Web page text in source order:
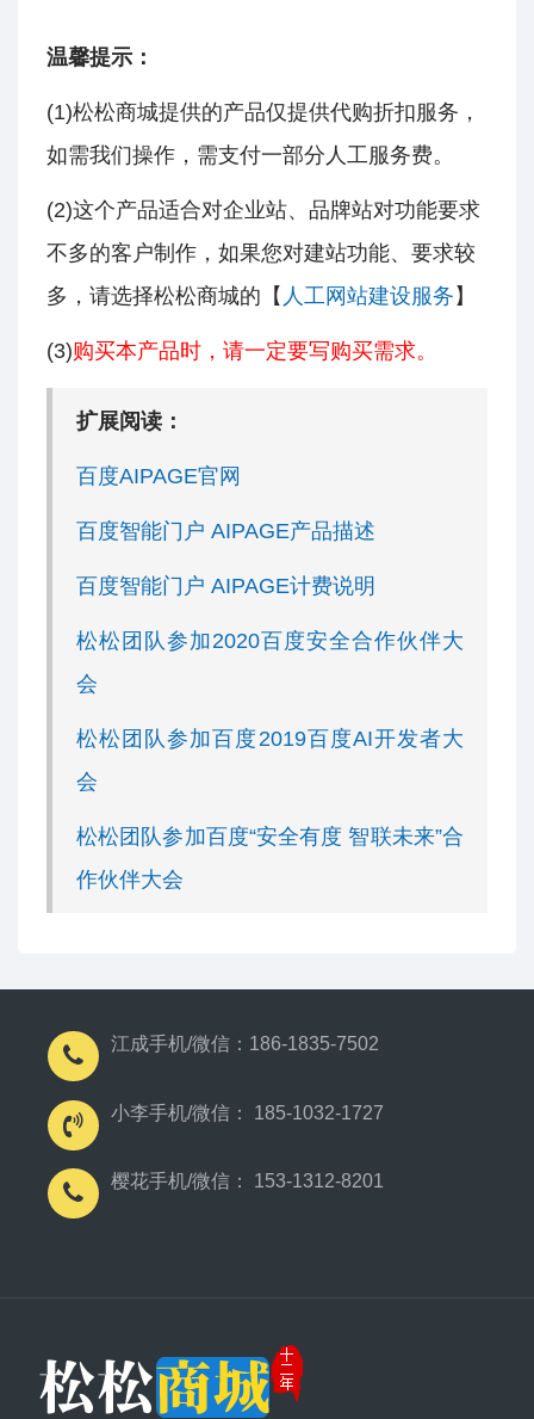
温馨提示：
(1)松松商城提供的产品仅提供代购折扣服务，
如需我们操作，需支付一部分人工服务费。
(2)这个产品适合对企业站、品牌站对功能要求
不多的客户制作，如果您对建站功能、要求较
多，请选择松松商城的【 人工网站建设服务 】
(3)购买本产品时，请一定要写购买需求。
扩展阅读：
百度AIPAGE官网
百度智能门户 AIPAGE产品描述
百度智能门户 AIPAGE计费说明
松松团队参加2020百度安全合作伙伴大
会
松松团队参加百度2019百度AI开发者大
会
松松团队参加百度“安全有度 智联未来”合
作伙伴大会
江成手机/微信：186-1835-7502
小李手机/微信： 185-1032-1727
樱花手机/微信： 153-1312-8201